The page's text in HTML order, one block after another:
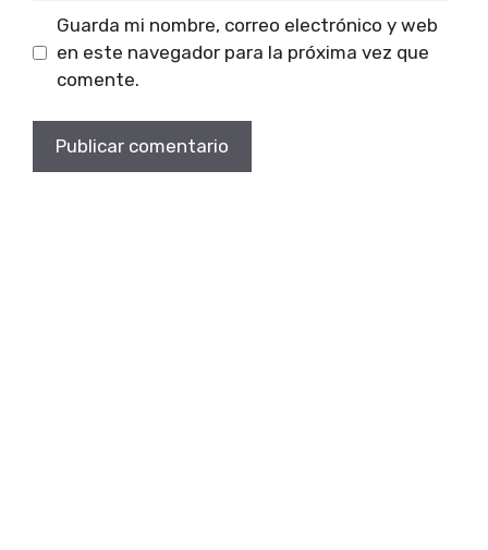
Guarda mi nombre, correo electrónico y web
en este navegador para la próxima vez que
comente.